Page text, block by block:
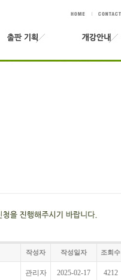
작성자 작성일자 조회수
관리자 2025-02-17 4212